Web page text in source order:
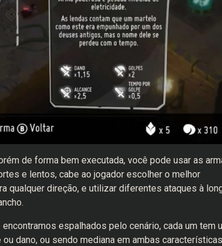
de forma bem executada, você pode usar as
e lentos, cabe ao jogador escolher o melhor
qualquer direção, e utilizar diferentes ataques à
espalhados pelo cenário, cada um tem
dano, ou sendo mediana em ambas